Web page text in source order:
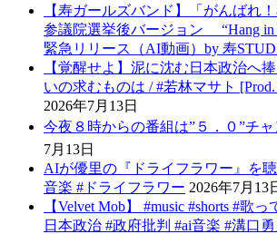
【寿ガールズバンド】「がんばれ
参議院選挙後バージョン “Hang in
緊急リリース（AI動画）by 寿
【覚醒せよ】泥に沈む日本政治へ
いの求むものは / #若林マサト [Prod.
2026年7月13日
今夜８時からの番組は”５．０”チャ
7月13日
AIが優里の『ドライフラワー』を
音楽 #ドライフラワー 2026年7月13
【Velvet Mob】 #music #shorts #歌
日本政治 #政府批判 #ai音楽 #溝口